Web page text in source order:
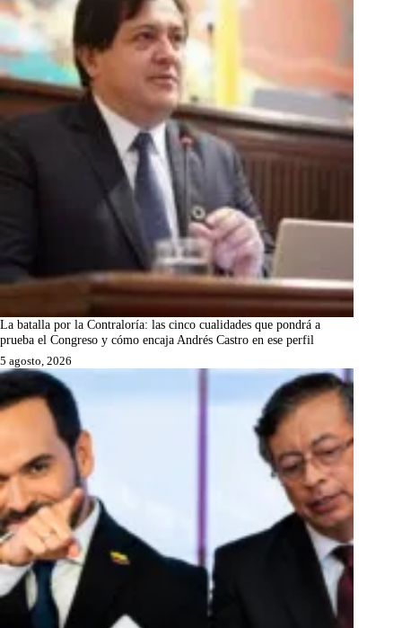
La batalla por la Contraloría: las cinco cualidades que pondrá a
prueba el Congreso y cómo encaja Andrés Castro en ese perfil
5 agosto, 2026